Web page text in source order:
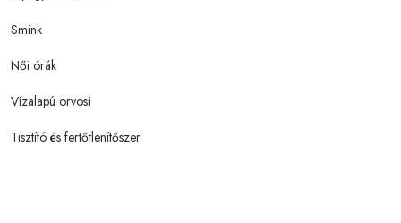
Smink
Női órák
Vízalapú orvosi
Tisztító és fertőtlenítőszer